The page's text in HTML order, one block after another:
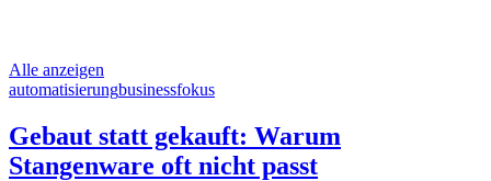
Alle anzeigen
automatisierungbusinessfokus
Gebaut statt gekauft: Warum
Stangenware oft nicht passt